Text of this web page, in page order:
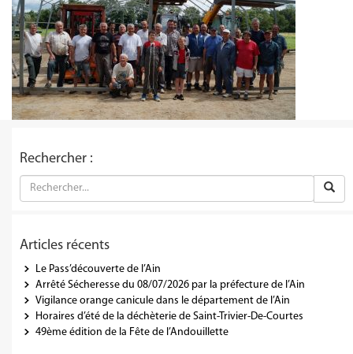
Rechercher :
Articles récents
Le Pass’découverte de l’Ain
Arrêté Sécheresse du 08/07/2026 par la préfecture de l’Ain
Vigilance orange canicule dans le département de l’Ain
Horaires d’été de la déchèterie de Saint-Trivier-De-Courtes
49ème édition de la Fête de l’Andouillette